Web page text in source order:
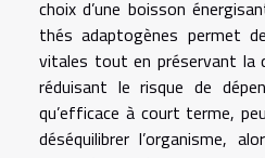
choix d’une boisson
thés adaptogènes permet
vitales tout en préservant la
réduisant le risque de
qu’efficace à court terme,
déséquilibrer l’organisme,